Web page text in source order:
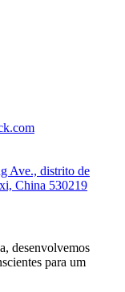
Ave., distrito de
China 530219
desenvolvemos
para um